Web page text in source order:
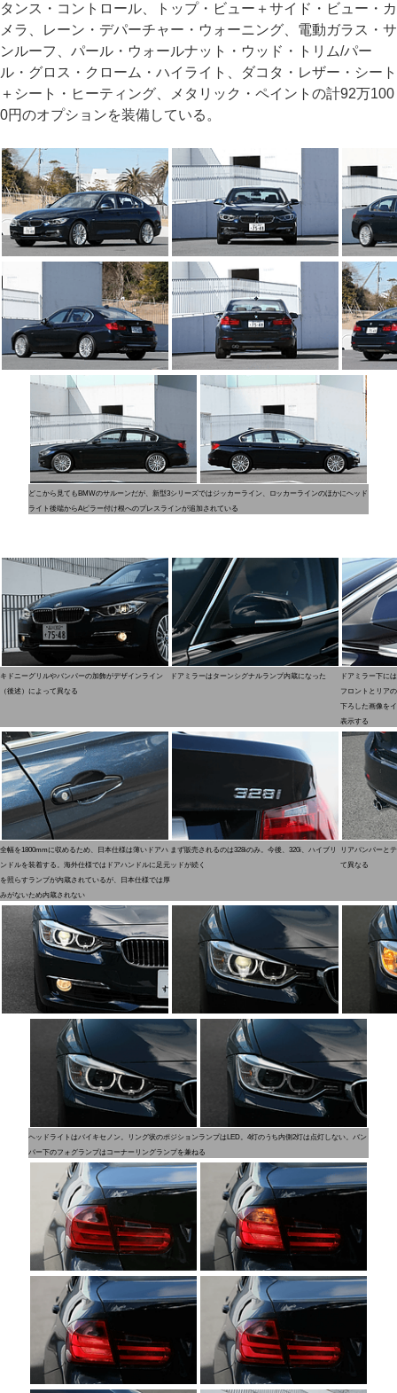
タンス・コントロール、トップ・ビュー＋サイド・ビュー・カ
メラ、レーン・デパーチャー・ウォーニング、電動ガラス・サ
ンルーフ、パール・ウォールナット・ウッド・トリム/パー
ル・グロス・クローム・ハイライト、ダコタ・レザー・シート
＋シート・ヒーティング、メタリック・ペイントの計92万100
0円のオプションを装備している。
どこから見てもBMWのサルーンだが、新型3シリーズではジッカーライン、ロッカーラインのほかにヘッド
ライト後端からAピラー付け根へのプレスラインが追加されている
キドニーグリルやバンパーの加飾がデザインライン
（後述）によって異なる
ドアミラーはターンシグナルランプ内蔵になった
ドアミラー下に
フロントとリア
下ろした画像を
表示する
全幅を1800mmに収めるため、日本仕様は薄いドアハ
ンドルを装着する。海外仕様ではドアハンドルに足元
を照らすランプが内蔵されているが、日本仕様では厚
みがないため内蔵されない
まず販売されるのは328iのみ。今後、320i、ハイブリ
ッドが続く
リアバンパーと
て異なる
ヘッドライトはバイキセノン。リング状のポジションランプはLED。4灯のうち内側2灯は点灯しない。バン
パー下のフォグランプはコーナーリングランプを兼ねる